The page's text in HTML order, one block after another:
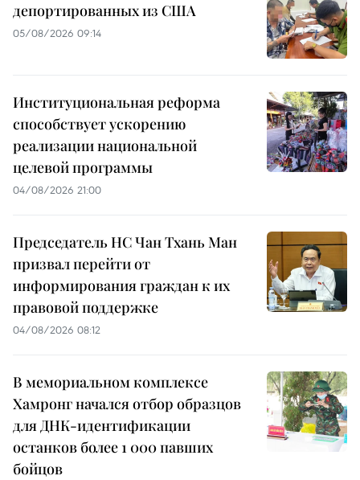
депортированных из США
05/08/2026 09:14
Институциональная реформа
способствует ускорению
реализации национальной
целевой программы
04/08/2026 21:00
Председатель НС Чан Тхань Ман
призвал перейти от
информирования граждан к их
правовой поддержке
04/08/2026 08:12
В мемориальном комплексе
Хамронг начался отбор образцов
для ДНК-идентификации
останков более 1 000 павших
бойцов